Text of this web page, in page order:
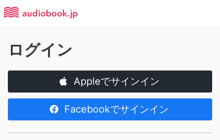
ログイン
Appleでサインイン
Facebookでサインイン